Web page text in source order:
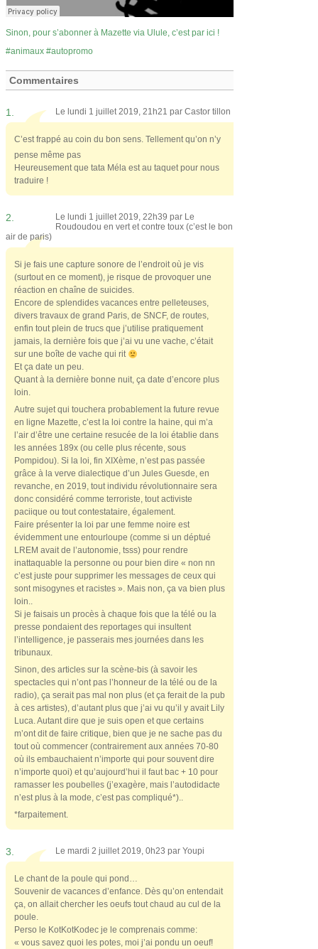
Sinon, pour s’abonner à Mazette via Ulule, c’est par ici !
animaux
autopromo
Commentaires
1. Le lundi 1 juillet 2019, 21h21 par Castor tillon
C’est frappé au coin du bon sens. Tellement qu’on n’y
pense même pas
Heureusement que tata Méla est au taquet pour nous
traduire !
2. Le lundi 1 juillet 2019, 22h39 par Le
Roudoudou en vert et contre toux (c’est le bon
air de paris)
Si je fais une capture sonore de l’endroit où je vis
(surtout en ce moment), je risque de provoquer une
réaction en chaîne de suicides.
Encore de splendides vacances entre pelleteuses,
divers travaux de grand Paris, de SNCF, de routes,
enfin tout plein de trucs que j’utilise pratiquement
jamais, la dernière fois que j’ai vu une vache, c’était
sur une boîte de vache qui rit
Et ça date un peu.
Quant à la dernière bonne nuit, ça date d’encore plus
loin.
Autre sujet qui touchera probablement la future revue
en ligne Mazette, c’est la loi contre la haine, qui m’a
l’air d’être une certaine resucée de la loi établie dans
les années 189x (ou celle plus récente, sous
Pompidou). Si la loi, fin XIXème, n’est pas passée
grâce à la verve dialectique d’un Jules Guesde, en
revanche, en 2019, tout individu révolutionnaire sera
donc considéré comme terroriste, tout activiste
paciique ou tout contestataire, également.
Faire présenter la loi par une femme noire est
évidemment une entourloupe (comme si un déptué
LREM avait de l’autonomie, tsss) pour rendre
inattaquable la personne ou pour bien dire « non nn
c’est juste pour supprimer les messages de ceux qui
sont misogynes et racistes ». Mais non, ça va bien plus
loin..
Si je faisais un procès à chaque fois que la télé ou la
presse pondaient des reportages qui insultent
l’intelligence, je passerais mes journées dans les
tribunaux.
Sinon, des articles sur la scène-bis (à savoir les
spectacles qui n’ont pas l’honneur de la télé ou de la
radio), ça serait pas mal non plus (et ça ferait de la pub
à ces artistes), d’autant plus que j’ai vu qu’il y avait Lily
Luca. Autant dire que je suis open et que certains
m’ont dit de faire critique, bien que je ne sache pas du
tout où commencer (contrairement aux années 70-80
où ils embauchaient n’importe qui pour souvent dire
n’importe quoi) et qu’aujourd’hui il faut bac + 10 pour
ramasser les poubelles (j’exagère, mais l’autodidacte
n’est plus à la mode, c’est pas compliqué*)..
*farpaitement.
3. Le mardi 2 juillet 2019, 0h23 par Youpi
Le chant de la poule qui pond…
Souvenir de vacances d’enfance. Dès qu’on entendait
ça, on allait chercher les oeufs tout chaud au cul de la
poule.
Perso le KotKotKodec je le comprenais comme:
« vous savez quoi les potes, moi j’ai pondu un oeuf!